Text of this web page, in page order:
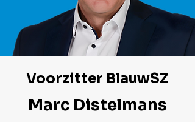
Voorzitter BlauwSZ
Marc Distelmans